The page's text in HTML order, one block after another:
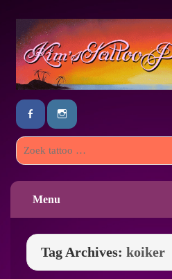
Menu
Tag Archives: koiker